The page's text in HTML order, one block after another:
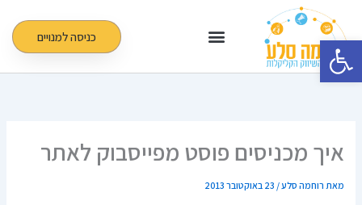
פתח סרגל נגישות
לתוכן
כניסה למנויים
איך מכניסים פוסט מפייסבוק לאתר
מאת רוחמה סלע/ 23 באוקטובר 2013